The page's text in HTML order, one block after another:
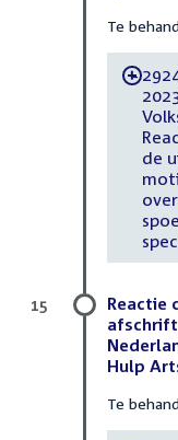
Te
-
de
Reactie
afschrift
Hulp
Te
15